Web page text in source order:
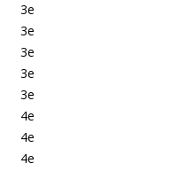
3e
3e
3e
3e
3e
4e
4e
4e